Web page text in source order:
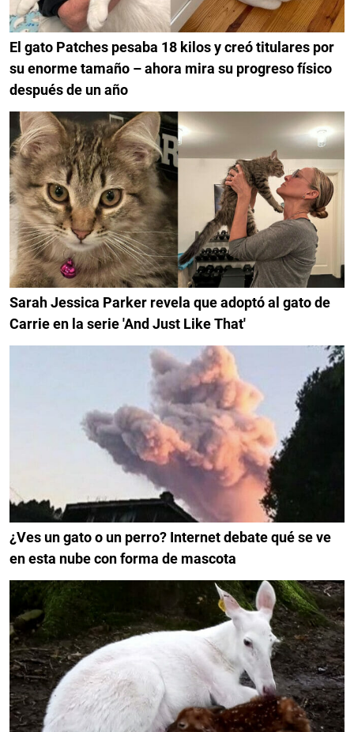
El gato Patches pesaba 18 kilos y creó titulares por
su enorme tamaño – ahora mira su progreso físico
después de un año
Sarah Jessica Parker revela que adoptó al gato de
Carrie en la serie 'And Just Like That'
¿Ves un gato o un perro? Internet debate qué se ve
en esta nube con forma de mascota